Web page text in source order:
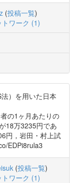
(投稿一覧)
トワーク (1)
）を用いた日本
の1ヶ月あたりの
18万3235円であ
円，岩田・村上試
EDPi8rula3
(投稿一覧)
トワーク (1)